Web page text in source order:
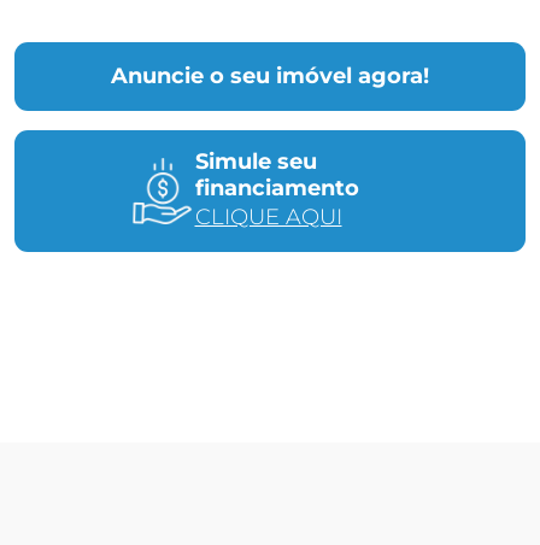
Anuncie o seu imóvel agora!
Simule seu
financiamento
CLIQUE AQUI